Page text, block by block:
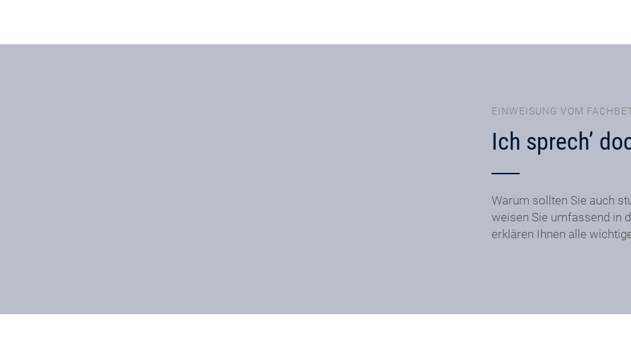
EINWEISUNG VOM
Ich sprech’
Warum sollten Sie auch
weisen Sie umfassend in
erklären Ihnen alle